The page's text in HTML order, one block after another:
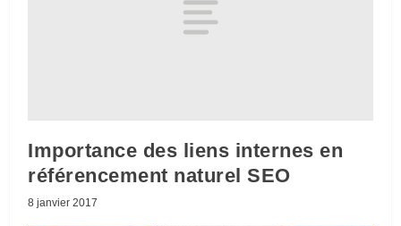
Importance des liens internes en
référencement naturel SEO
8 janvier 2017